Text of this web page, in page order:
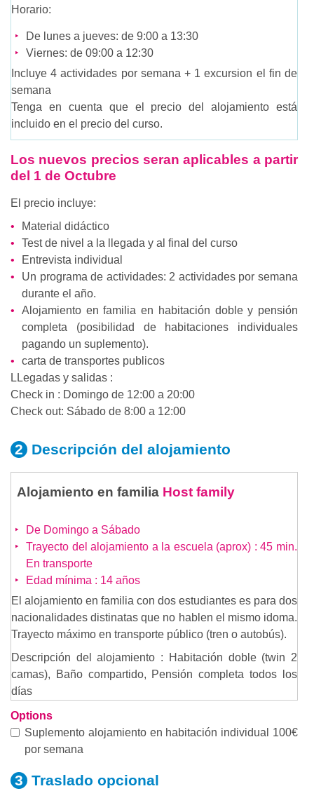
Horario:
De lunes a jueves: de 9:00 a 13:30
Viernes: de 09:00 a 12:30
Incluye 4 actividades por semana + 1 excursion el fin de
semana
Tenga en cuenta que el precio del alojamiento está
incluido en el precio del curso.
Los nuevos precios seran aplicables a partir
del 1 de Octubre
El precio incluye:
Material didáctico
Test de nivel a la llegada y al final del curso
Entrevista individual
Un programa de actividades: 2 actividades por semana
durante el año.
Alojamiento en familia en habitación doble y pensión
completa (posibilidad de habitaciones individuales
pagando un suplemento).
carta de transportes publicos
LLegadas y salidas :
Check in : Domingo de 12:00 a 20:00
Check out: Sábado de 8:00 a 12:00
Descripción del alojamiento
Alojamiento en familia Host family
De Domingo a Sábado
Trayecto del alojamiento a la escuela (aprox) : 45 min.
En transporte
Edad mínima : 14 años
El alojamiento en familia con dos estudiantes es para dos
nacionalidades distinatas que no hablen el mismo idoma.
Trayecto máximo en transporte público (tren o autobús).
Descripción del alojamiento : Habitación doble (twin 2
camas), Baño compartido, Pensión completa todos los
días
Options
Suplemento alojamiento en habitación individual 100€
por semana
Traslado opcional